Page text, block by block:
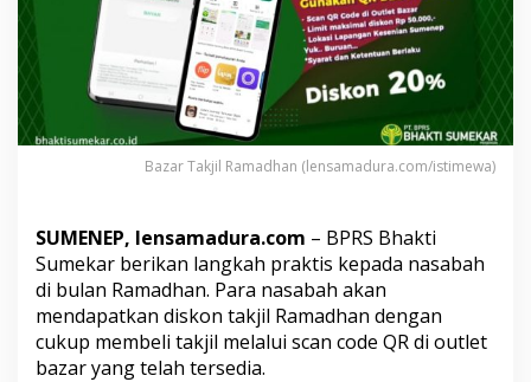
k
B
e
r
i
a
i
s
k
o
n
T
a
Bazar Takjil Ramadhan (lensamadura.com/istimewa)
SUMENEP, lensamadura.com – BPRS Bhakti
Sumekar berikan langkah praktis kepada nasabah
di bulan Ramadhan. Para nasabah akan
mendapatkan diskon takjil Ramadhan dengan
cukup membeli takjil melalui scan code QR di outlet
bazar yang telah tersedia.